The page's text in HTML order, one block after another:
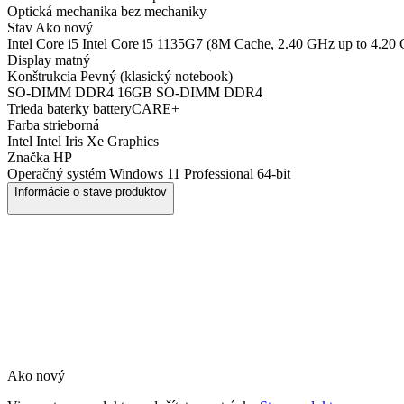
Optická mechanika bez mechaniky
Stav Ako nový
Intel Core i5 Intel Core i5 1135G7 (8M Cache, 2.40 GHz up to 4.20
Display matný
Konštrukcia Pevný (klasický notebook)
SO-DIMM DDR4 16GB SO-DIMM DDR4
Trieda baterky batteryCARE+
Farba strieborná
Intel Intel Iris Xe Graphics
Značka HP
Operačný systém Windows 11 Professional 64-bit
Informácie o stave produktov
Ako nový